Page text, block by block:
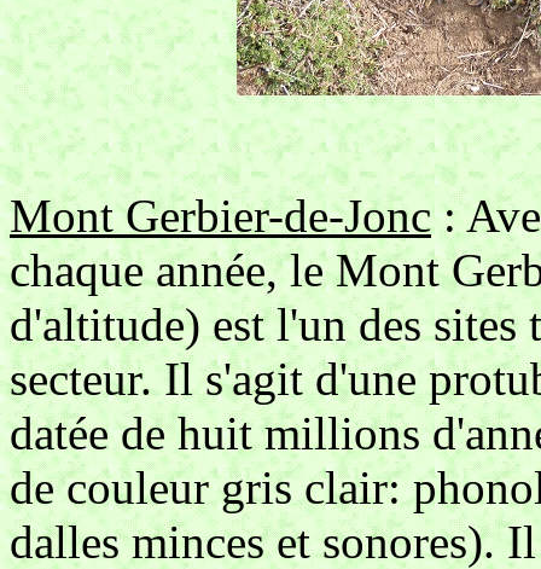
Mont Gerbier-de-Jonc:
chaque année, le Mont
d'altitude) est l'un des
secteur. Il s'agit d'une
datée de huit millions
de couleur gris clair:
dalles minces et sonores).